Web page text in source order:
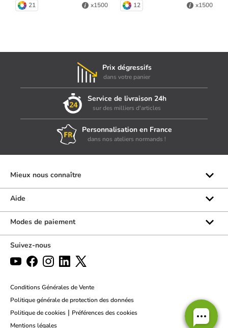
21 x1500 12 x1500
Prix dégressifs
dans votre panier
Service de livraison 24h
sur des milliers d'articles
Personnalisation en France
dans nos ateliers normands !
Mieux nous connaître
Qui sommes-nous ?
Les marques
Aide
Rubrique d'aide
Formulaire de contact
Par chat
Politique des retours
Modes de paiement
Suivez-nous
Conditions Générales de Vente
Politique générale de protection des données
Politique de cookies | Préférences des cookies
Mentions légales